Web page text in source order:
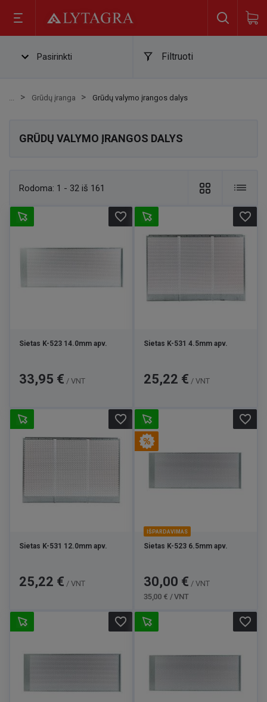
Pasirinkti Filtruoti
Grūdų įranga Grūdų valymo įrangos dalys
GRŪDŲ VALYMO ĮRANGOS DALYS
Rodoma: 1 - 32 iš 161
Sietas K-523 14.0mm apv.
Kaina
33,95 € / VNT
favorite_border
Sietas K-531 4.5mm apv.
Kaina
25,22 € / VNT
favorite_border
Sietas K-531 12.0mm apv.
Kaina
25,22 € / VNT
favorite_border
IŠPARDAVIMAS
Sietas K-523 6.5mm apv.
Kaina
30,00 € / VNT
35,00 € / VNT
favorite_border
favorite_border favorite_border